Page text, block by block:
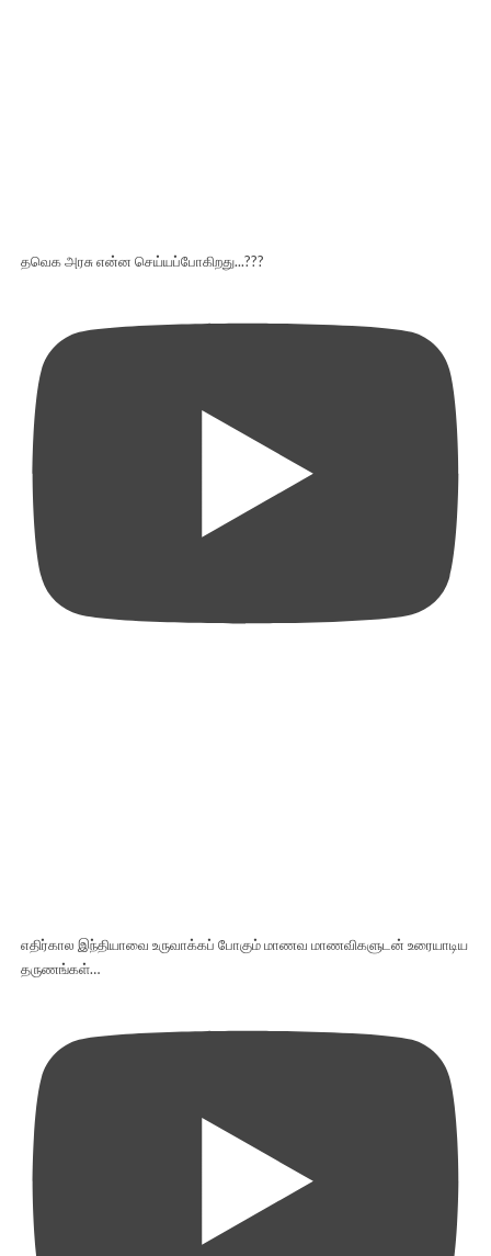
தவெக அரசு என்ன செய்யப்போகிறது...???
எதிர்கால இந்தியாவை உருவாக்கப் போகும் மாணவ மாணவிகளுடன் உரையாடிய
தருணங்கள்…